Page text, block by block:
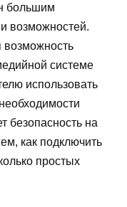
большим
возможностей.
возможность
системе
использовать
безопасность на
как подключить
простых